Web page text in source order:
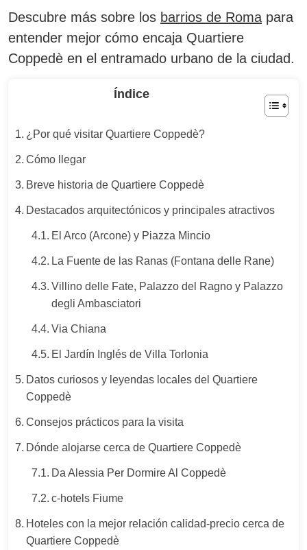
Descubre más sobre los barrios de Roma para
entender mejor cómo encaja Quartiere
Coppedè en el entramado urbano de la ciudad.
Índice
¿Por qué visitar Quartiere Coppedè?
Cómo llegar
Breve historia de Quartiere Coppedè
Destacados arquitectónicos y principales atractivos
El Arco (Arcone) y Piazza Mincio
La Fuente de las Ranas (Fontana delle Rane)
Villino delle Fate, Palazzo del Ragno y Palazzo
degli Ambasciatori
Via Chiana
El Jardín Inglés de Villa Torlonia
Datos curiosos y leyendas locales del Quartiere
Coppedè
Consejos prácticos para la visita
Dónde alojarse cerca de Quartiere Coppedè
Da Alessia Per Dormire Al Coppedè
c-hotels Fiume
Hoteles con la mejor relación calidad‑precio cerca de
Quartiere Coppedè